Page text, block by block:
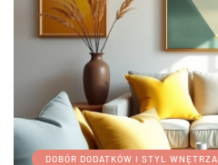
DOBÓR DODATKÓW I STYL WNĘTRZA